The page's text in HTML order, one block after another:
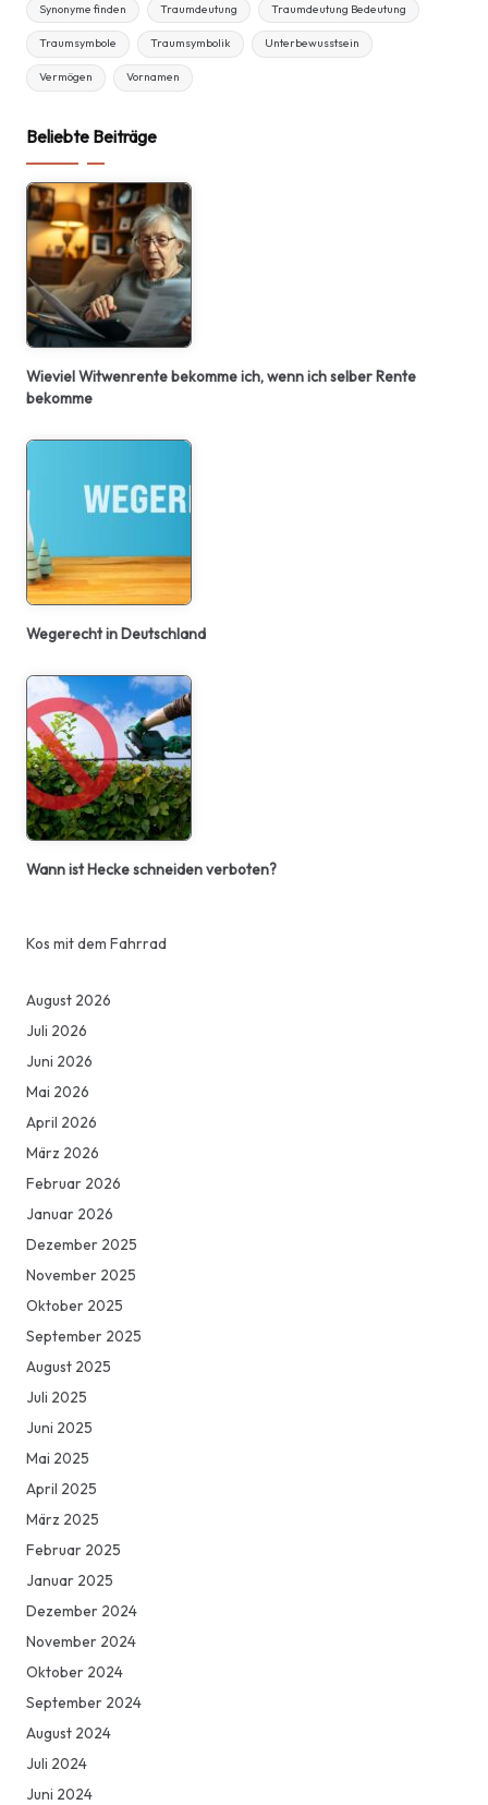
Synonyme finden Traumdeutung Traumdeutung Bedeutung
Traumsymbole Traumsymbolik Unterbewusstsein
Vermögen Vornamen
Beliebte Beiträge
Wieviel Witwenrente bekomme ich, wenn ich selber Rente
bekomme
Wegerecht in Deutschland
Wann ist Hecke schneiden verboten?
Kos mit dem Fahrrad
August 2026
Juli 2026
Juni 2026
Mai 2026
April 2026
März 2026
Februar 2026
Januar 2026
Dezember 2025
November 2025
Oktober 2025
September 2025
August 2025
Juli 2025
Juni 2025
Mai 2025
April 2025
März 2025
Februar 2025
Januar 2025
Dezember 2024
November 2024
Oktober 2024
September 2024
August 2024
Juli 2024
Juni 2024